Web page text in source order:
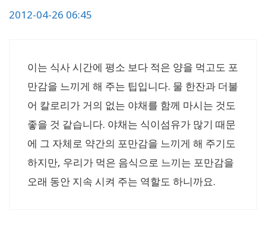
2012-04-26 06:45
이는 식사 시간에 평소 보다 적은 양을 먹고도 포
만감을 느끼게 해 주는 팁입니다. 물 한잔과 더불
어 칼로리가 거의 없는 야채를 함께 마시는 것도
좋을 것 같습니다. 야채는 식이섬유가 많기 때문
에 그 자체로 약간의 포만감을 느끼게 해 주기도
하지만, 우리가 먹은 음식으로 느끼는 포만감을
오래 동안 지속 시켜 주는 역할도 하니까요.